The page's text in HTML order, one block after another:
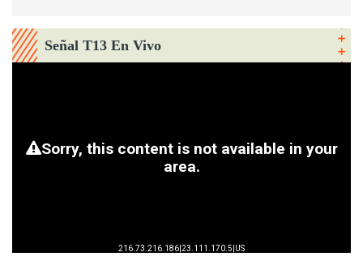
Señal T13 En Vivo